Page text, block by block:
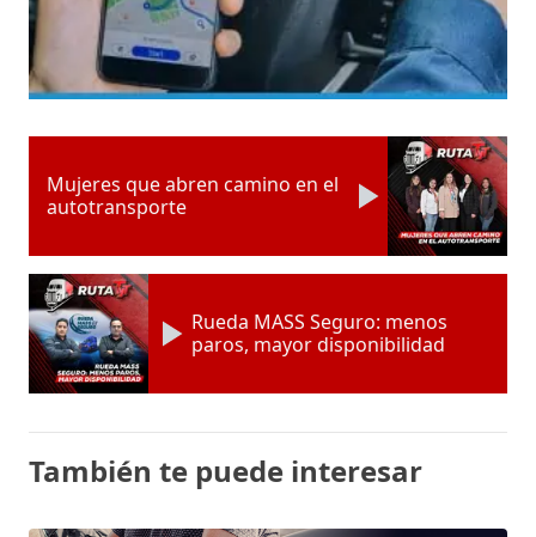
Mujeres que abren camino en el
autotransporte
Rueda MASS Seguro: menos
paros, mayor disponibilidad
También te puede interesar